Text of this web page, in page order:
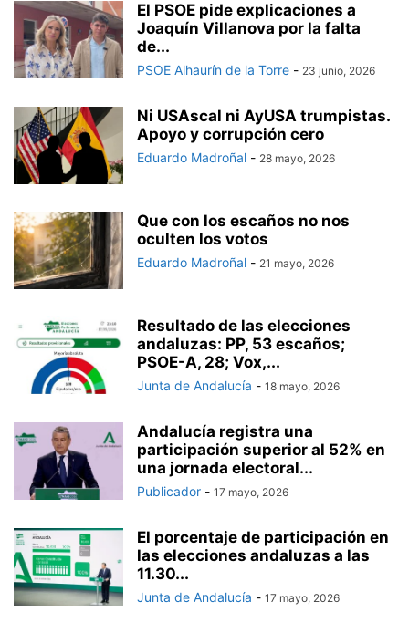
El PSOE pide explicaciones a
Joaquín Villanova por la falta
de...
PSOE Alhaurín de la Torre - 23 junio, 2026
Ni USAscal ni AyUSA trumpistas.
Apoyo y corrupción cero
Eduardo Madroñal - 28 mayo, 2026
Que con los escaños no nos
oculten los votos
Eduardo Madroñal - 21 mayo, 2026
Resultado de las elecciones
andaluzas: PP, 53 escaños;
PSOE-A, 28; Vox,...
Junta de Andalucía - 18 mayo, 2026
Andalucía registra una
participación superior al 52% en
una jornada electoral...
Publicador - 17 mayo, 2026
El porcentaje de participación en
las elecciones andaluzas a las
11.30...
Junta de Andalucía - 17 mayo, 2026